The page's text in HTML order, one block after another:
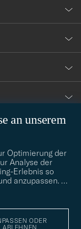
an unserem
Optimierung der
Analyse der
Erlebnis so
anzupassen. …
ODER
ABLEHNEN
persönlichen Stil?
weiter!